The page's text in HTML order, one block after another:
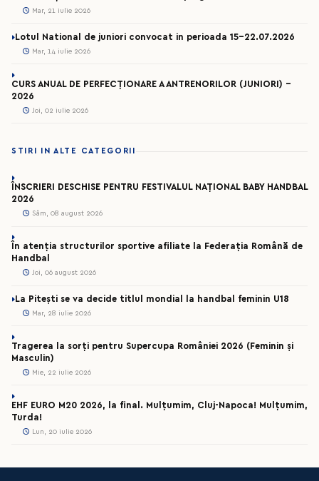
Mar, 21 iulie 2026
Lotul National de juniori convocat in perioada 15-22.07.2026
Mar, 14 iulie 2026
CURS ANUAL DE PERFECȚIONARE A ANTRENORILOR (JUNIORI) -
2026
Joi, 02 iulie 2026
STIRI IN ALTE CATEGORII
ÎNSCRIERI DESCHISE PENTRU FESTIVALUL NAȚIONAL BABY HANDBAL
2026
Sâm, 08 august 2026
În atenția structurilor sportive afiliate la Federația Română de
Handbal
Joi, 06 august 2026
La Pitești se va decide titlul mondial la handbal feminin U18
Mar, 28 iulie 2026
Tragerea la sorți pentru Supercupa României 2026 (Feminin și
Masculin)
Mie, 22 iulie 2026
EHF EURO M20 2026, la final. Mulțumim, Cluj-Napoca! Mulțumim,
Turda!
Lun, 20 iulie 2026